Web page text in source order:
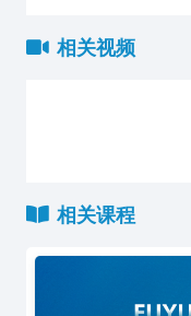
相关视频
相关课程